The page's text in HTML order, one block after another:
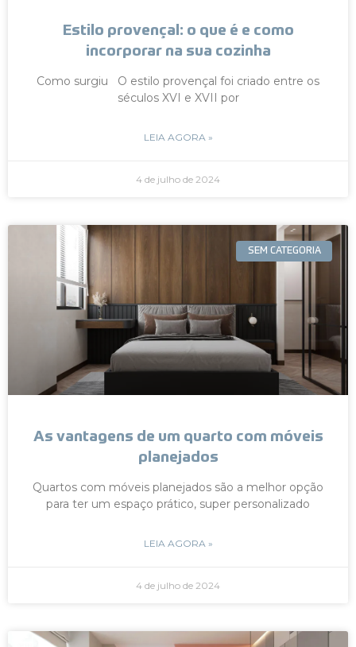
Estilo provençal: o que é e como
incorporar na sua cozinha
Como surgiu O estilo provençal foi criado entre os
séculos XVI e XVII por
LEIA AGORA »
4 de julho de 2024
SEM CATEGORIA
As vantagens de um quarto com móveis
planejados
Quartos com móveis planejados são a melhor opção
para ter um espaço prático, super personalizado
LEIA AGORA »
4 de julho de 2024